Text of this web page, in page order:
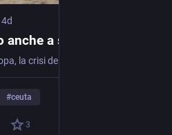
4d
a sinistra
#ceuta
3